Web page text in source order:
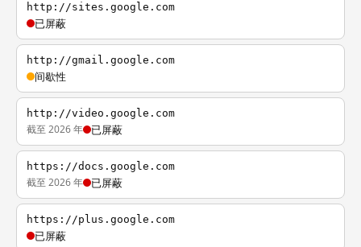
http://sites.google.com
已屏蔽
http://gmail.google.com
间歇性
http://video.google.com
截至 2026 年 已屏蔽
https://docs.google.com
截至 2026 年 已屏蔽
https://plus.google.com
已屏蔽